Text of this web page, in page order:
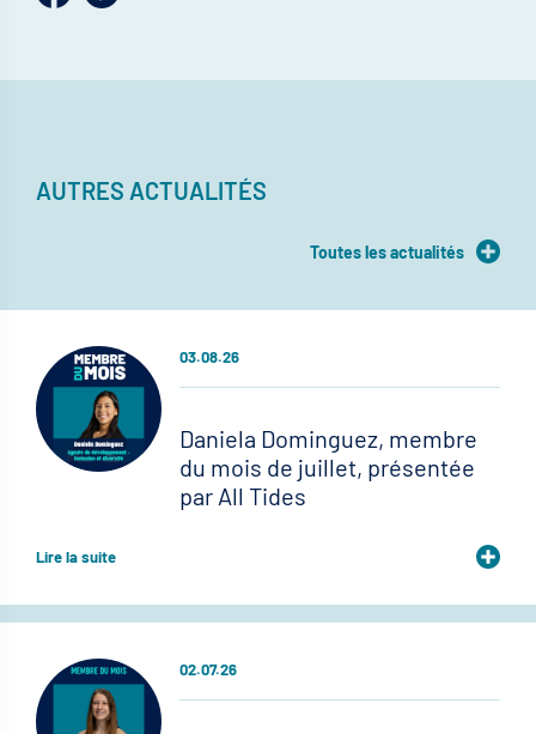
AUTRES ACTUALITÉS
Toutes les actualités
03.08.26
Daniela Dominguez, membre
du mois de juillet, présentée
par All Tides
Lire la suite
02.07.26